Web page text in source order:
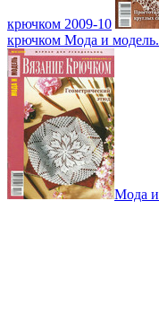
крючком 2009-10
крючком Мода и
Мода